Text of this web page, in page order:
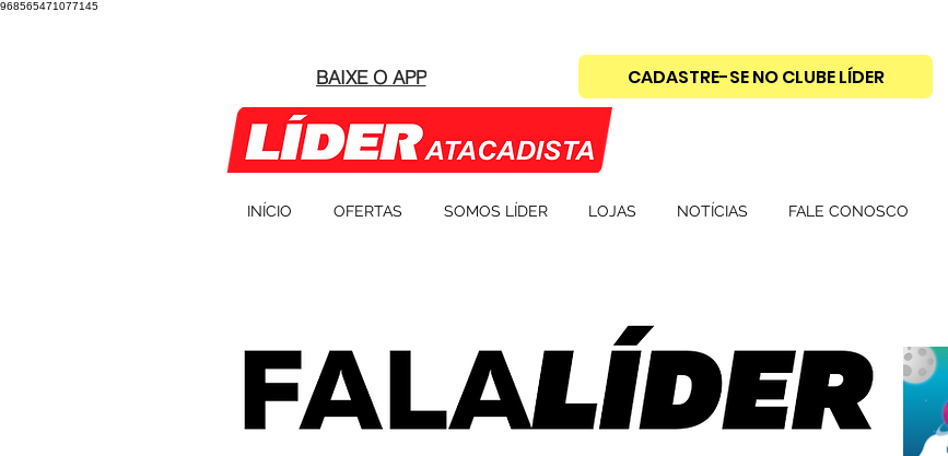
968565471077145
BAIXE O APP CADASTRE-SE NO CLUBE LÍDER
INÍCIO OFERTAS SOMOS LÍDER LOJAS NOTÍCIAS FALE CONOSCO